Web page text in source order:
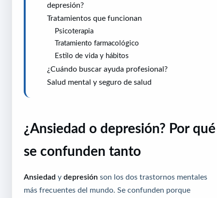
depresión?
Tratamientos que funcionan
Psicoterapia
Tratamiento farmacológico
Estilo de vida y hábitos
¿Cuándo buscar ayuda profesional?
Salud mental y seguro de salud
¿Ansiedad o depresión? Por qué
se confunden tanto
Ansiedad y depresión son los dos trastornos mentales
más frecuentes del mundo. Se confunden porque